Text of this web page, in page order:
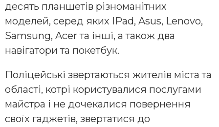
десять планшетів різноманітних
моделей, серед яких IPad, Asus, Lenovo,
Samsung, Acer та інші, а також два
навігатори та покетбук.
Поліцейські звертаються жителів міста та
області, котрі користувалися послугами
майстра і не дочекалися повернення
своїх гаджетів, звертатися до